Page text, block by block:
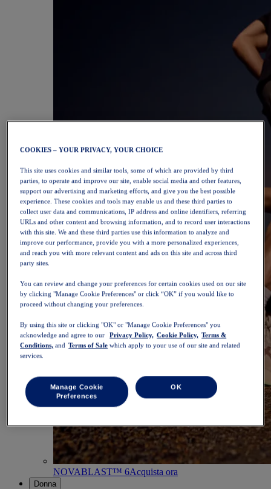
NOVABLAST™ 6Acquista ora
Donna
COOKIES – YOUR PRIVACY, YOUR CHOICE
This site uses cookies and similar tools, some of which are provided by third
parties, to operate and improve our site, enable social media and other features,
support our advertising and marketing efforts, and give you the best possible
experience. These cookies and tools may enable us and these third parties to
collect user data and communications, IP address and online identifiers, referring
URLs and other content and browsing information, and to record user interactions
with this site. We and these third parties use this information to analyze and
improve our performance, provide you with a more personalized experiences,
and reach you with more relevant content and ads on this site and across third
party sites.
You can review and change your preferences for certain cookies used on our site
by clicking "Manage Cookie Preferences" or click “OK” if you would like to
proceed without changing your preferences.
By using this site or clicking "OK" or "Manage Cookie Preferences" you
acknowledge and agree to our
Privacy Policy, Cookie Policy, Terms &
Conditions, and Terms of Sale which apply to your use of our site and related
services.
Manage Cookie
Preferences
OK